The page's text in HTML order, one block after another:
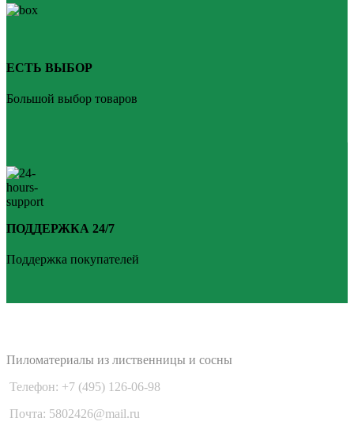
ЕСТЬ ВЫБОР
Большой выбор товаров
ПОДДЕРЖКА 24/7
Поддержка покупателей
Пиломатериалы из лиственницы и сосны
Телефон: +7 (495) 126-06-98
Почта: 5802426@mail.ru